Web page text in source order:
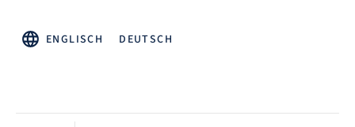
ENGLISCH DEUTSCH